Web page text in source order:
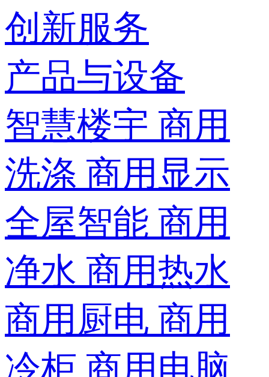
创新服务
产品与设备
智慧楼宇 商用
洗涤 商用显示
全屋智能 商用
净水 商用热水
商用厨电 商用
冷柜 商用电脑